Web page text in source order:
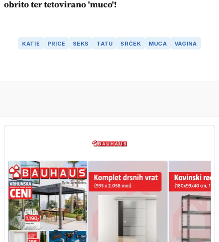
obrito ter tetovirano 'muco'!
KATIE PRICE SEKS TATU SRČEK MUCA VAGINA